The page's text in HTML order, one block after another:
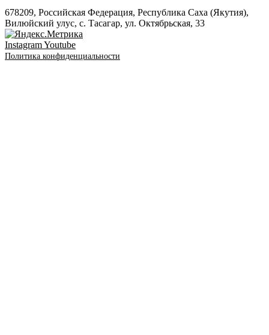
678209, Российская Федерация, Республика Саха (Якутия),
Вилюйский улус, с. Тасагар, ул. Октябрьская, 33
InstagramYoutube
Политика конфиденциальности